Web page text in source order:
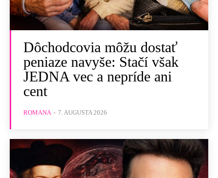
Dôchodcovia môžu dostať
peniaze navyše: Stačí však
JEDNA vec a nepríde ani
cent
ROMANA - 7. AUGUSTA 2026